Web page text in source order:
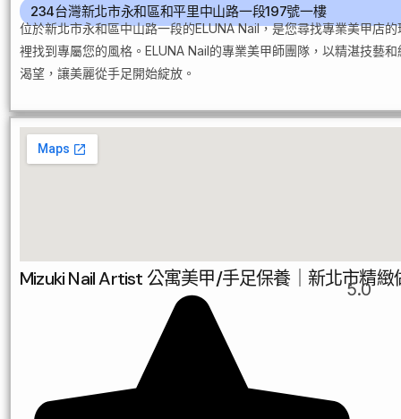
234台灣新北市永和區和平里中山路一段197號一樓
位於新北市永和區中山路一段的ELUNA Nail，是您尋找專業美甲店
裡找到專屬您的風格。ELUNA Nail的專業美甲師團隊，以精湛技藝
渴望，讓美麗從手足開始綻放。
Mizuki Nail Artist 公寓美甲/手足保養｜新北市精
5.0